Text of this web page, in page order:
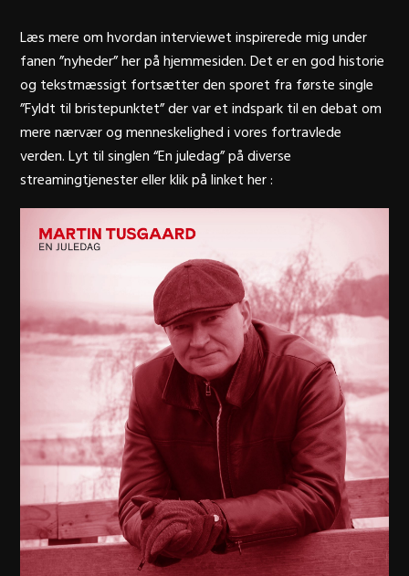
Læs mere om hvordan interviewet inspirerede mig under
fanen ”nyheder” her på hjemmesiden. Det er en god historie
og tekstmæssigt fortsætter den sporet fra første single
”Fyldt til bristepunktet” der var et indspark til en debat om
mere nærvær og menneskelighed i vores fortravlede
verden. Lyt til singlen “En juledag” på diverse
streamingtjenester eller klik på linket her :